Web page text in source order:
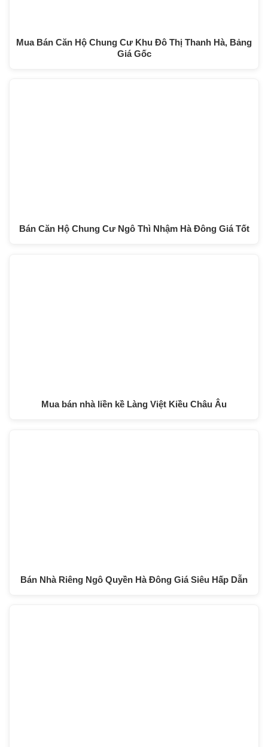
Mua Bán Căn Hộ Chung Cư Khu Đô Thị Thanh Hà, Bảng
Giá Gốc
Bán Căn Hộ Chung Cư Ngô Thì Nhậm Hà Đông Giá Tốt
Mua bán nhà liền kề Làng Việt Kiều Châu Âu
Bán Nhà Riêng Ngô Quyền Hà Đông Giá Siêu Hấp Dẫn